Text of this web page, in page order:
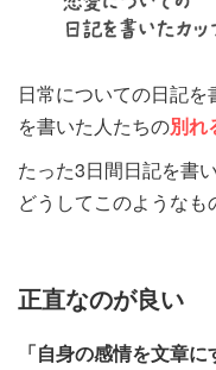
日常についての日記
を書いた人たちの別れ
たった3日間日記を書
どうしてこのような
正直なのが良い
「自身の感情を文章